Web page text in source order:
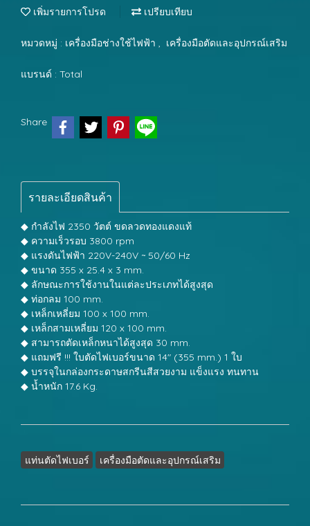
เพิ่มรายการโปรด เปรียบเทียบ
หมวดหมู่ : เครื่องมือช่างใช้ไฟฟ้า , เครื่องมือตัดและอุปกรณ์เสริม
แบรนด์ : Total
Share
รายละเอียดสินค้า
◆ กำลังไฟ 2350 วัตต์ ขดลวดทองแดงแท้
◆ ความเร็วรอบ 3800 rpm
◆ แรงดันไฟฟ้า 220V-240V ~ 50/60 Hz
◆ ขนาด 355 x 25.4 x 3 mm.
◆ ลักษณะการใช้งานในแต่ละประเภทได้สูงสุด
◆ ท่อกลม 100 mm.
◆ เหล็กเหลี่ยม 100 x 100 mm.
◆ เหล็กสามเหลี่ยม 120 x 100 mm.
◆ สามารถตัดเหล็กหนาได้สูงสุด 30 mm.
◆ แถมฟรี !!! ใบตัดไฟเบอร์ขนาด 14" (355 mm.) 1 ใบ
◆ บรรจุในกล่องกระดาษสกรีนสีสวยงาม แข็งแรง ทนทาน
◆ น้ำหนัก 17.6 Kg.
แท่นตัดไฟเบอร์ เครื่องมือตัดและอุปกรณ์เสริม